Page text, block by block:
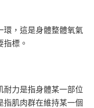
，這是身體整體氧氣
標。
耐力是指身體某一部位
肌肉群在維持某一個